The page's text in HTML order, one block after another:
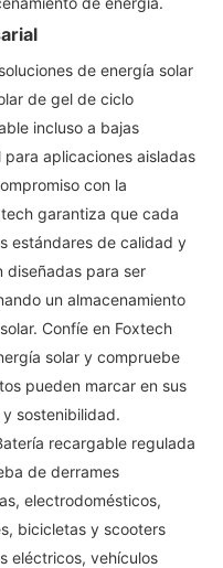
de energía solar
de gel de ciclo
incluso a bajas
aplicaciones aisladas
con la
garantiza que cada
estándares de calidad y
diseñadas para ser
un almacenamiento
Confíe en Foxtech
solar y compruebe
pueden marcar en sus
sostenibilidad.
recargable regulada
de derrames
electrodomésticos,
bicicletas y scooters
eléctricos, vehículos